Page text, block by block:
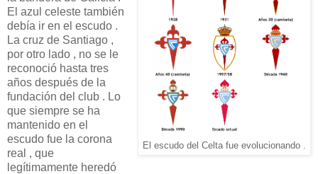
El escudo del Celta fue evolucionando .
El azul celeste también
debía ir en el escudo .
La cruz de Santiago ,
por otro lado , no se le
reconoció hasta tres
años después de la
fundación del club . Lo
que siempre se ha
mantenido en el
escudo fue la corona
real , que
legítimamente heredó